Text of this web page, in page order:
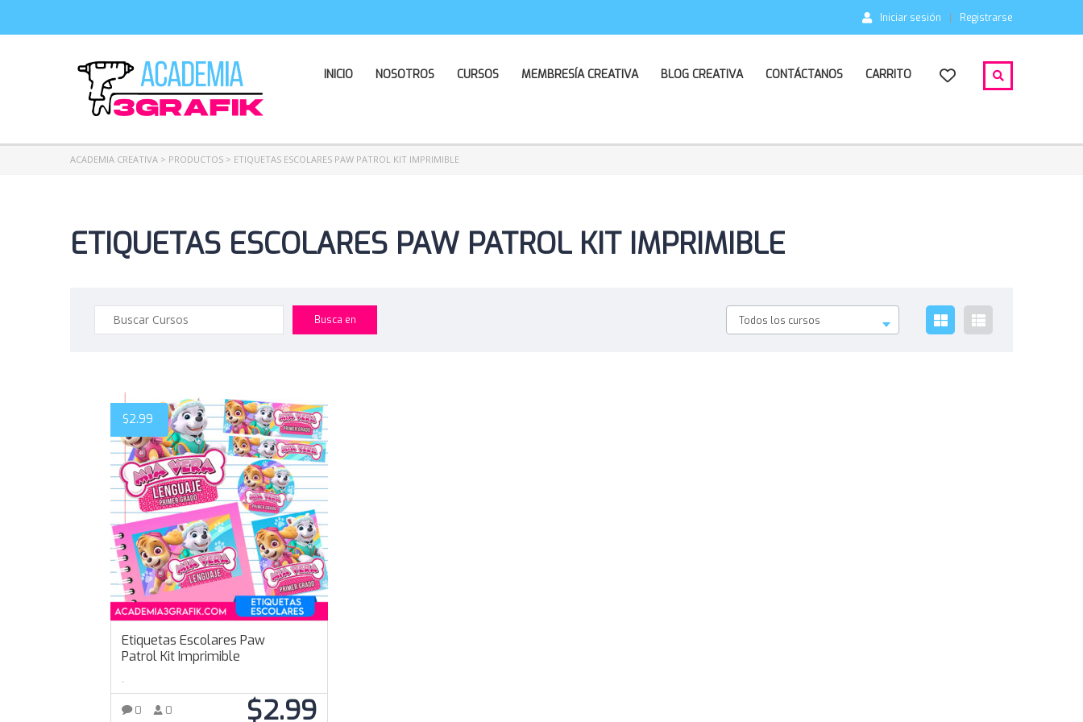
Iniciar sesión Registrarse
INICIO NOSOTROS CURSOS MEMBRESÍA CREATIVA BLOG CREATIVA CONTÁCTANOS CARRITO
ACADEMIA CREATIVA > PRODUCTOS > ETIQUETAS ESCOLARES PAW PATROL KIT IMPRIMIBLE
ETIQUETAS ESCOLARES PAW PATROL KIT IMPRIMIBLE
Todos los cursos
$2.99
Etiquetas Escolares Paw
Patrol Kit Imprimible
,
0 0 $2.99